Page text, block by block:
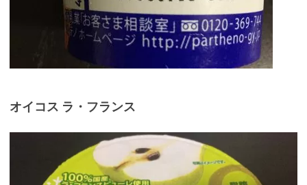
オイコス ラ・フランス